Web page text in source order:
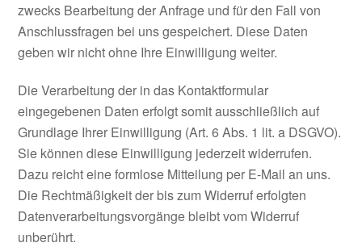
zwecks Bearbeitung der Anfrage und für den Fall von
Anschlussfragen bei uns gespeichert. Diese Daten
geben wir nicht ohne Ihre Einwilligung weiter.
Die Verarbeitung der in das Kontaktformular
eingegebenen Daten erfolgt somit ausschließlich auf
Grundlage Ihrer Einwilligung (Art. 6 Abs. 1 lit. a DSGVO).
Sie können diese Einwilligung jederzeit widerrufen.
Dazu reicht eine formlose Mitteilung per E-Mail an uns.
Die Rechtmäßigkeit der bis zum Widerruf erfolgten
Datenverarbeitungsvorgänge bleibt vom Widerruf
unberührt.